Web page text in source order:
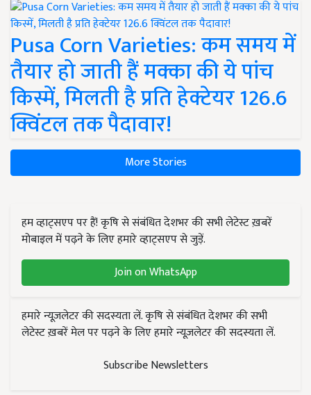
Pusa Corn Varieties: कम समय में
तैयार हो जाती हैं मक्का की ये पांच
किस्में, मिलती है प्रति हेक्टेयर 126.6
क्विंटल तक पैदावार!
More Stories
हम व्हाट्सएप पर हैं! कृषि से संबंधित देशभर की सभी लेटेस्ट ख़बरें
मोबाइल में पढ़ने के लिए हमारे व्हाट्सएप से जुड़ें.
Join on WhatsApp
हमारे न्यूज़लेटर की सदस्यता लें. कृषि से संबंधित देशभर की सभी
लेटेस्ट ख़बरें मेल पर पढ़ने के लिए हमारे न्यूज़लेटर की सदस्यता लें.
Subscribe Newsletters